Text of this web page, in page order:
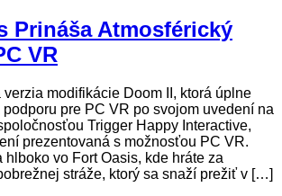
Prináša Atmosférický
VR
verzia modifikácie Doom II, ktorá úplne
pre PC VR po svojom uvedení na
Trigger Happy Interactive,
prezentovaná s možnosťou PC VR.
hlboko vo Fort Oasis, kde hráte za
stráže, ktorý sa snaží prežiť v […]